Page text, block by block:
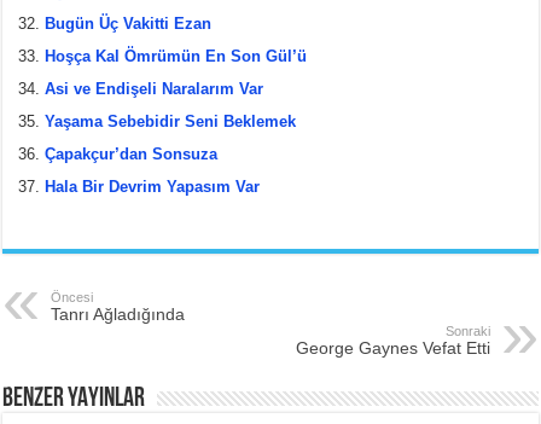
Bugün Üç Vakitti Ezan
Hoşça Kal Ömrümün En Son Gül’ü
Asi ve Endişeli Naralarım Var
Yaşama Sebebidir Seni Beklemek
Çapakçur’dan Sonsuza
Hala Bir Devrim Yapasım Var
Öncesi
Tanrı Ağladığında
Sonraki
George Gaynes Vefat Etti
BENZER YAYINLAR